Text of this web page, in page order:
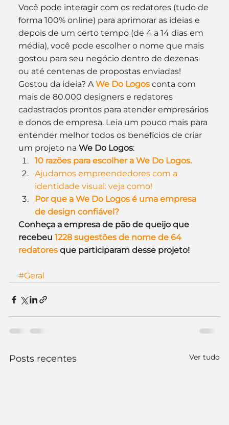
Você pode interagir com os redatores (tudo de
forma 100% online) para aprimorar as ideias e
depois de um certo tempo (de 4 a 14 dias em
média), você pode escolher o nome que mais
gostou para seu negócio dentro de dezenas
ou até centenas de propostas enviadas!
Gostou da ideia? A We Do Logos conta com
mais de 80.000 designers e redatores
cadastrados prontos para atender empresários
e donos de empresa. Leia um pouco mais para
entender melhor todos os benefícios de criar
um projeto na We Do Logos:
10 razões para escolher a We Do Logos.
Ajudamos empreendedores com a
identidade visual: veja como!
Por que a We Do Logos é uma empresa
de design confiável?
Conheça a empresa de pão de queijo que
recebeu 1228 sugestões de nome de 64
redatores que participaram desse projeto!
#Geral
Posts recentes Ver tudo